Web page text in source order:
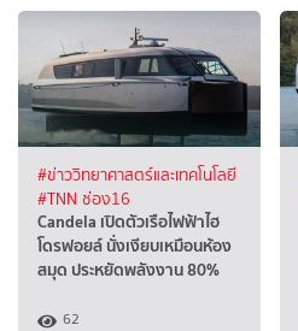
#ข่าววิทยาศาสตร์และเทคโนโลยี
#TNN ช่อง16
Candela เปิดตัวเรือไฟฟ้าไฮ
โดรฟอยล์ นั่งเงียบเหมือนห้อง
สมุด ประหยัดพลังงาน 80%
62